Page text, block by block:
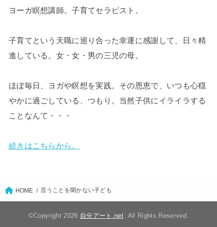
ヨーガ瞑想講師。子育てセラピスト。
子育てという天職に巡り合った幸運に感謝して、日々精
進している。女・女・男の三児の母。
ほぼ毎日、ヨガや瞑想を実践。その恩恵で、いつも心穏
やかに過ごしている、つもり。当然子供にイライラする
ことなんて・・・
続きはこちらから。
HOME 言うことを聞かない子ども
©Copyright 2026 自分アート.net.All Rights Reserved.